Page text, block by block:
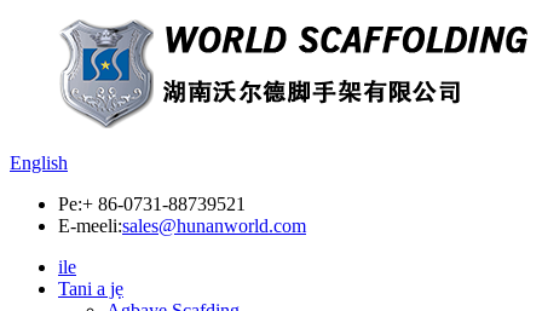
English
Pe:+ 86-0731-88739521
E-meeli:sales@hunanworld.com
ile
Tani a jẹ